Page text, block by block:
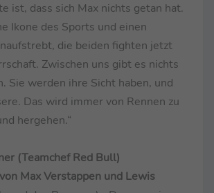
ist, dass sich Max nichts getan hat.
Ikone des Sports und einen
die beiden fighten jetzt
Zwischen uns gibt es nichts
Sie werden ihre Sicht haben, und
Das wird immer von Rennen zu
hergehen.“
(Teamchef Red Bull)
Max Verstappen und Lewis